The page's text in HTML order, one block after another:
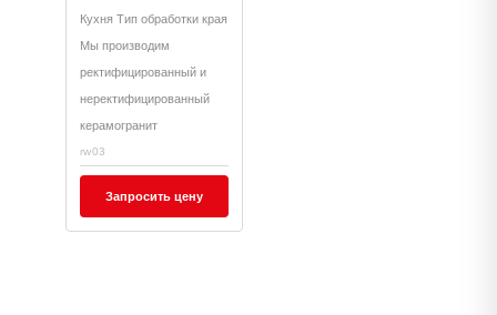
Кухня Тип обработки края
Мы производим
ректифицированный и
неректифицированный
керамогранит
rw03
Запросить цену